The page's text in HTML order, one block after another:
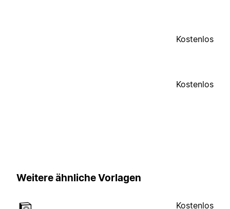
Kostenlos
Kostenlos
Weitere ähnliche Vorlagen
Kostenlos